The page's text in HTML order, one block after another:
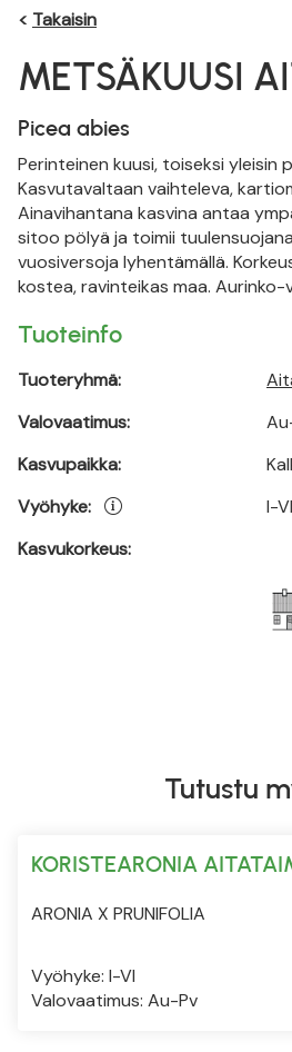
< Takaisin
METSÄKUUSI
Picea abies
Perinteinen kuusi, toiseksi yleisin
Kasvutavaltaan vaihteleva,
Ainavihantana kasvina antaa
sitoo pölyä ja toimii
vuosiversoja lyhentämällä.
kostea, ravinteikas maa. Aurinko-
Tuoteinfo
Tuoteryhmä:
Valovaatimus:
Kasvupaikka:
Vyöhyke:
Kasvukorkeus:
I-
Tutustu
KORISTEARONIA
ARONIA X PRUNIFOLIA
Vyöhyke: I-VI
Valovaatimus: Au-Pv